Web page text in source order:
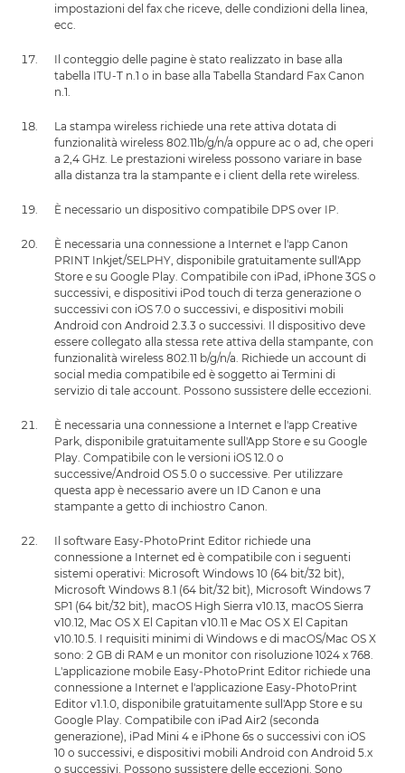
impostazioni del fax che riceve, delle condizioni della linea,
ecc.
Il conteggio delle pagine è stato realizzato in base alla
tabella ITU-T n.1 o in base alla Tabella Standard Fax Canon
n.1.
La stampa wireless richiede una rete attiva dotata di
funzionalità wireless 802.11b/g/n/a oppure ac o ad, che operi
a 2,4 GHz. Le prestazioni wireless possono variare in base
alla distanza tra la stampante e i client della rete wireless.
È necessario un dispositivo compatibile DPS over IP.
È necessaria una connessione a Internet e l'app Canon
PRINT Inkjet/SELPHY, disponibile gratuitamente sull'App
Store e su Google Play. Compatibile con iPad, iPhone 3GS o
successivi, e dispositivi iPod touch di terza generazione o
successivi con iOS 7.0 o successivi, e dispositivi mobili
Android con Android 2.3.3 o successivi. Il dispositivo deve
essere collegato alla stessa rete attiva della stampante, con
funzionalità wireless 802.11 b/g/n/a. Richiede un account di
social media compatibile ed è soggetto ai Termini di
servizio di tale account. Possono sussistere delle eccezioni.
È necessaria una connessione a Internet e l'app Creative
Park, disponibile gratuitamente sull'App Store e su Google
Play. Compatibile con le versioni iOS 12.0 o
successive/Android OS 5.0 o successive. Per utilizzare
questa app è necessario avere un ID Canon e una
stampante a getto di inchiostro Canon.
Il software Easy-PhotoPrint Editor richiede una
connessione a Internet ed è compatibile con i seguenti
sistemi operativi: Microsoft Windows 10 (64 bit/32 bit),
Microsoft Windows 8.1 (64 bit/32 bit), Microsoft Windows 7
SP1 (64 bit/32 bit), macOS High Sierra v10.13, macOS Sierra
v10.12, Mac OS X El Capitan v10.11 e Mac OS X El Capitan
v10.10.5. I requisiti minimi di Windows e di macOS/Mac OS X
sono: 2 GB di RAM e un monitor con risoluzione 1024 x 768.
L'applicazione mobile Easy-PhotoPrint Editor richiede una
connessione a Internet e l'applicazione Easy-PhotoPrint
Editor v1.1.0, disponibile gratuitamente sull'App Store e su
Google Play. Compatibile con iPad Air2 (seconda
generazione), iPad Mini 4 e iPhone 6s o successivi con iOS
10 o successivi, e dispositivi mobili Android con Android 5.x
o successivi. Possono sussistere delle eccezioni. Sono